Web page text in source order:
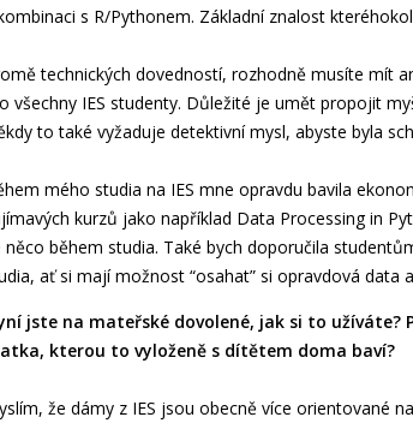
s R/Pythonem. Základní znalost
technických dovedností, rozhodně musíte mít
všechny IES studenty. Důležité je umět propojit
to také vyžaduje detektivní mysl, abyste byla
mého studia na IES mne opravdu bavila
kurzů jako například Data Processing in
něco během studia. Také bych doporučila
ať si mají možnost “osahat” si opravdová data
jste na mateřské dovolené, jak si to
kterou to vyloženě s dítětem doma baví?
že dámy z IES jsou obecně více orientované